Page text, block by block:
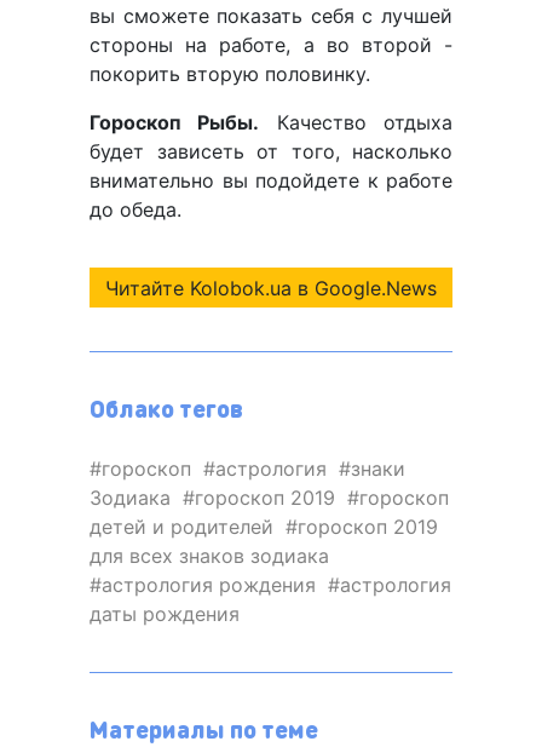
вы сможете показать себя с лучшей
стороны на работе, а во второй -
покорить вторую половинку.
Гороскоп Рыбы. Качество отдыха
будет зависеть от того, насколько
внимательно вы подойдете к работе
до обеда.
Читайте Kolobok.ua в Google.News
Облако тегов
гороскоп астрология
знаки
Зодиака
гороскоп 2019
гороскоп
детей и родителей
гороскоп 2019
для всех знаков зодиака
астрология рождения
астрология
даты рождения
Материалы по теме